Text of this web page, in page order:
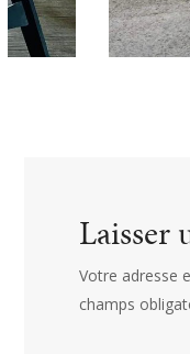
Laisser
Votre adresse
champs